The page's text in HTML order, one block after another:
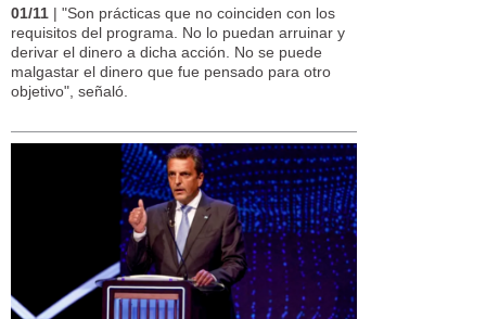
01/11 | "Son prácticas que no coinciden con los
requisitos del programa. No lo puedan arruinar y
derivar el dinero a dicha acción. No se puede
malgastar el dinero que fue pensado para otro
objetivo", señaló.